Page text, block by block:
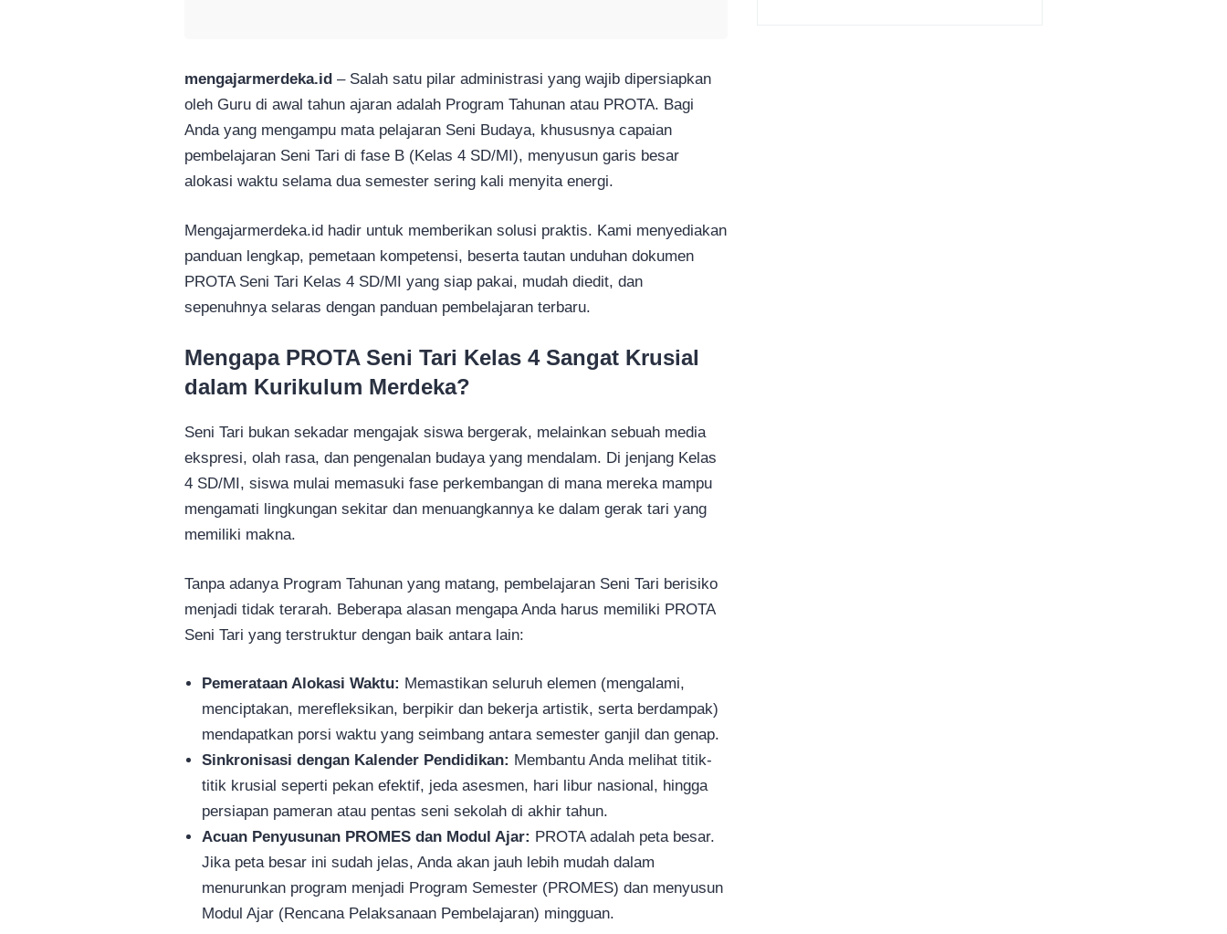
mengajarmerdeka.id – Salah satu pilar administrasi yang wajib dipersiapkan
oleh Guru di awal tahun ajaran adalah Program Tahunan atau PROTA. Bagi
Anda yang mengampu mata pelajaran Seni Budaya, khususnya capaian
pembelajaran Seni Tari di fase B (Kelas 4 SD/MI), menyusun garis besar
alokasi waktu selama dua semester sering kali menyita energi.
Mengajarmerdeka.id hadir untuk memberikan solusi praktis. Kami menyediakan
panduan lengkap, pemetaan kompetensi, beserta tautan unduhan dokumen
PROTA Seni Tari Kelas 4 SD/MI yang siap pakai, mudah diedit, dan
sepenuhnya selaras dengan panduan pembelajaran terbaru.
Mengapa PROTA Seni Tari Kelas 4 Sangat Krusial
dalam Kurikulum Merdeka?
Seni Tari bukan sekadar mengajak siswa bergerak, melainkan sebuah media
ekspresi, olah rasa, dan pengenalan budaya yang mendalam. Di jenjang Kelas
4 SD/MI, siswa mulai memasuki fase perkembangan di mana mereka mampu
mengamati lingkungan sekitar dan menuangkannya ke dalam gerak tari yang
memiliki makna.
Tanpa adanya Program Tahunan yang matang, pembelajaran Seni Tari berisiko
menjadi tidak terarah. Beberapa alasan mengapa Anda harus memiliki PROTA
Seni Tari yang terstruktur dengan baik antara lain:
Pemerataan Alokasi Waktu: Memastikan seluruh elemen (mengalami,
menciptakan, merefleksikan, berpikir dan bekerja artistik, serta berdampak)
mendapatkan porsi waktu yang seimbang antara semester ganjil dan genap.
Sinkronisasi dengan Kalender Pendidikan: Membantu Anda melihat titik-
titik krusial seperti pekan efektif, jeda asesmen, hari libur nasional, hingga
persiapan pameran atau pentas seni sekolah di akhir tahun.
Acuan Penyusunan PROMES dan Modul Ajar: PROTA adalah peta besar.
Jika peta besar ini sudah jelas, Anda akan jauh lebih mudah dalam
menurunkan program menjadi Program Semester (PROMES) dan menyusun
Modul Ajar (Rencana Pelaksanaan Pembelajaran) mingguan.